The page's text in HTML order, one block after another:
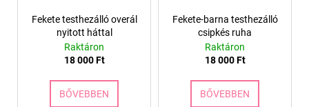
Fekete testhezálló overál
nyitott háttal
Raktáron
18 000 Ft
BŐVEBBEN
Fekete-barna testhezálló
csipkés ruha
Raktáron
18 000 Ft
BŐVEBBEN